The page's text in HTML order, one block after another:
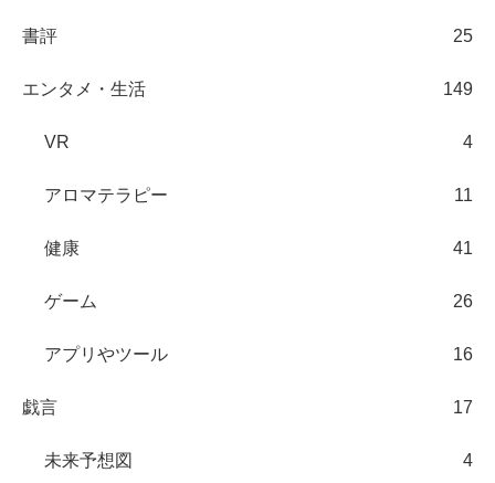
書評 25
エンタメ・生活 149
VR 4
アロマテラピー 11
健康 41
ゲーム 26
アプリやツール 16
戯言 17
未来予想図 4